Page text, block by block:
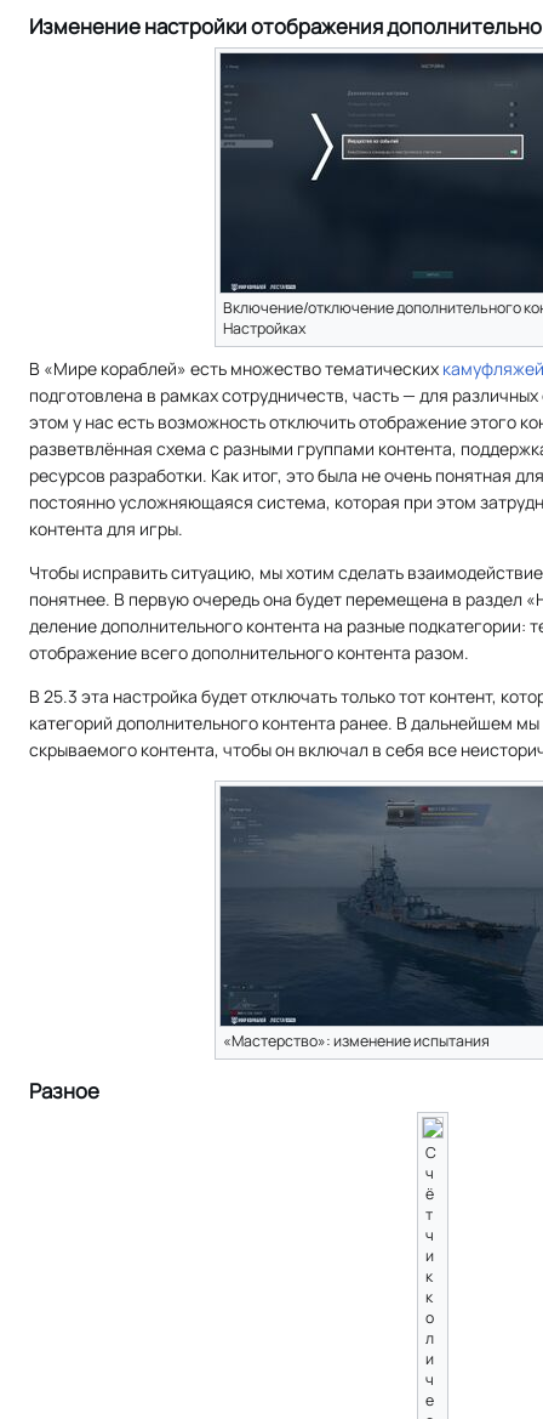
Изменение настройки отображения
Включение/отключение дополнительного
Настройках
В «Мире кораблей» есть множество тематических камуфляжей
подготовлена в рамках сотрудничеств, часть — для
этом у нас есть возможность отключить отображение этого
разветвлённая схема с разными группами контента,
ресурсов разработки. Как итог, это была не очень понятная
постоянно усложняющаяся система, которая при этом
контента для игры.
Чтобы исправить ситуацию, мы хотим сделать
понятнее. В первую очередь она будет перемещена в раздел
деление дополнительного контента на разные подкатегории:
отображение всего дополнительного контента разом.
В 25.3 эта настройка будет отключать только тот контент,
категорий дополнительного контента ранее. В дальнейшем
скрываемого контента, чтобы он включал в себя все
«Мастерство»: изменение испытания
Разное
С
ч
ё
т
ч
и
к
к
о
л
и
ч
е